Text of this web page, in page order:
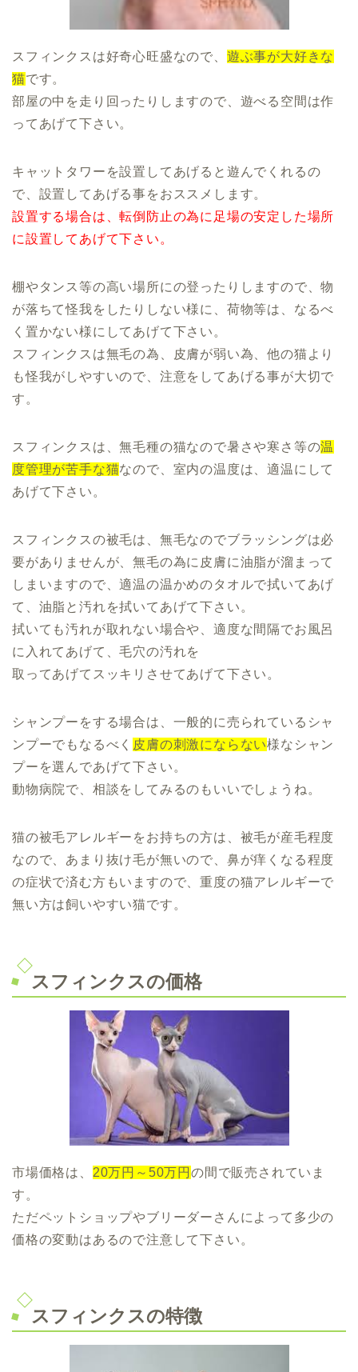
スフィンクスは好奇心旺盛なので、 遊ぶ事が大好きな
猫です。
部屋の中を走り回ったりしますので、遊べる空間は作
ってあげて下さい。
キャットタワーを設置してあげると遊んでくれるの
で、設置してあげる事をおススメします。
設置する場合は、転倒防止の為に足場の安定した場所
に設置してあげて下さい。
棚やタンス等の高い場所にの登ったりしますので、物
が落ちて怪我をしたりしない様に、荷物等は、なるべ
く置かない様にしてあげて下さい。
スフィンクスは無毛の為、皮膚が弱い為、他の猫より
も怪我がしやすいので、注意をしてあげる事が大切で
す。
スフィンクスは、無毛種の猫なので暑さや寒さ等の温
度管理が苦手な猫なので、室内の温度は、適温にして
あげて下さい。
スフィンクスの被毛は、無毛なのでブラッシングは必
要がありませんが、無毛の為に皮膚に油脂が溜まって
しまいますので、適温の温かめのタオルで拭いてあげ
て、油脂と汚れを拭いてあげて下さい。
拭いても汚れが取れない場合や、適度な間隔でお風呂
に入れてあげて、毛穴の汚れを
取ってあげてスッキリさせてあげて下さい。
シャンプーをする場合は、一般的に売られているシャ
ンプーでもなるべく 皮膚の刺激にならない様なシャン
プーを選んであげて下さい。
動物病院で、相談をしてみるのもいいでしょうね。
猫の被毛アレルギーをお持ちの方は、被毛が産毛程度
なので、あまり抜け毛が無いので、鼻が痒くなる程度
の症状で済む方もいますので、重度の猫アレルギーで
無い方は飼いやすい猫です。
スフィンクスの価格
市場価格は、 20万円～50万円の間で販売されていま
す。
ただペットショップやブリーダーさんによって多少の
価格の変動はあるので注意して下さい。
スフィンクスの特徴